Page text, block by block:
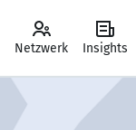
Netzwerk Insights